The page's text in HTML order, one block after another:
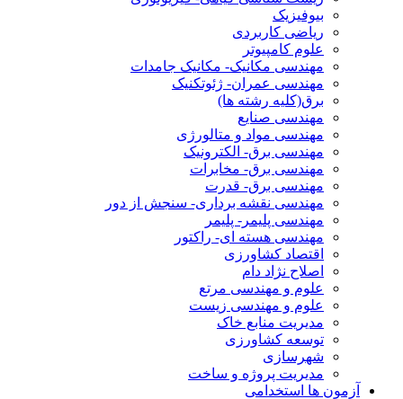
بیوفیزیک
ریاضی کاربردی
علوم کامپیوتر
مهندسی مکانیک- مکانیک جامدات
مهندسی عمران- ژئوتکنیک
برق(کلیه رشته ها)
مهندسی صنایع
مهندسی مواد و متالورژی
مهندسی برق- الکترونیک
مهندسی برق- مخابرات
مهندسی برق- قدرت
مهندسی نقشه برداری- سنجش از دور
مهندسی پلیمر- پلیمر
مهندسی هسته ای- راکتور
اقتصاد کشاورزی
اصلاح نژاد دام
علوم و مهندسی مرتع
علوم و مهندسی زیست
مدیریت منابع خاک
توسعه کشاورزی
شهرسازی
مدیریت پروژه و ساخت
آزمون ها استخدامی